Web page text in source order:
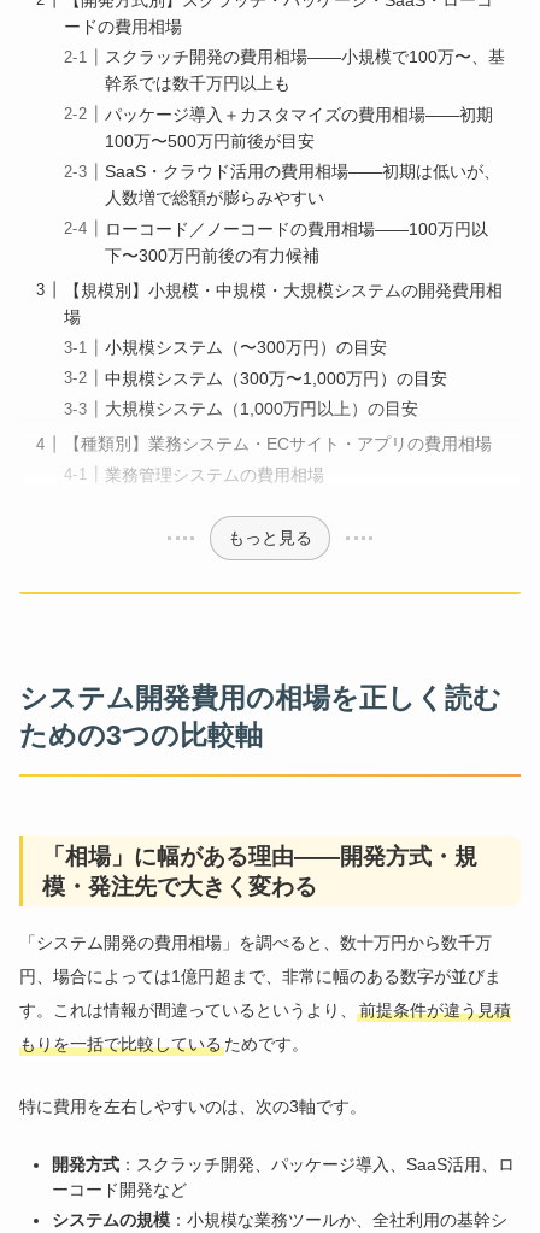
ードの費用相場
スクラッチ開発の費用相場——小規模で100万〜、基
幹系では数千万円以上も
パッケージ導入＋カスタマイズの費用相場——初期
100万〜500万円前後が目安
SaaS・クラウド活用の費用相場——初期は低いが、
人数増で総額が膨らみやすい
ローコード／ノーコードの費用相場——100万円以
下〜300万円前後の有力候補
【規模別】小規模・中規模・大規模システムの開発費用相
場
小規模システム（〜300万円）の目安
中規模システム（300万〜1,000万円）の目安
大規模システム（1,000万円以上）の目安
【種類別】業務システム・ECサイト・アプリの費用相場
業務管理システムの費用相場
もっと見る
システム開発費用の相場を正しく読む
ための3つの比較軸
「相場」に幅がある理由——開発方式・規
模・発注先で大きく変わる
「システム開発の費用相場」を調べると、数十万円から数千万
円、場合によっては1億円超まで、非常に幅のある数字が並びま
す。これは情報が間違っているというより、前提条件が違う見積
もりを一括で比較しているためです。
特に費用を左右しやすいのは、次の3軸です。
開発方式 ：スクラッチ開発、パッケージ導入、SaaS活用、ロ
ーコード開発など
システムの規模 ：小規模な業務ツールか、全社利用の基幹シ